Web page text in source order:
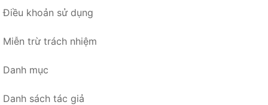
Điều khoản sử dụng
Miễn trừ trách nhiệm
Danh mục
Danh sách tác giả